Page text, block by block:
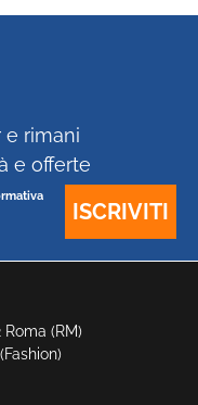
(RM)
e rimani
e offerte